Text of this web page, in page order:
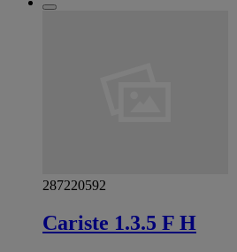
287220592
Cariste 1.3.5 F H